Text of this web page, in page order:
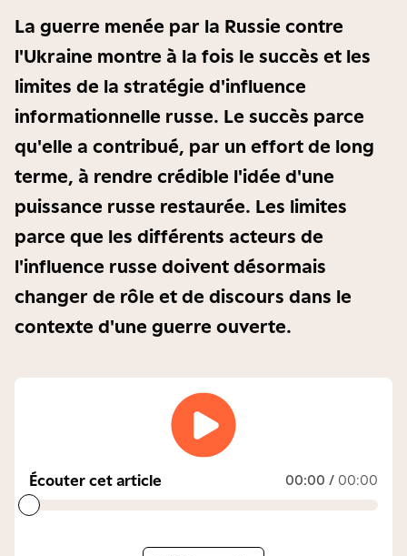
La guerre menée par la Russie contre
l'Ukraine montre à la fois le succès et les
limites de la stratégie d'influence
informationnelle russe. Le succès parce
qu'elle a contribué, par un effort de long
terme, à rendre crédible l'idée d'une
puissance russe restaurée. Les limites
parce que les différents acteurs de
l'influence russe doivent désormais
changer de rôle et de discours dans le
contexte d'une guerre ouverte.
Écouter cet article 00:00 / 00:00